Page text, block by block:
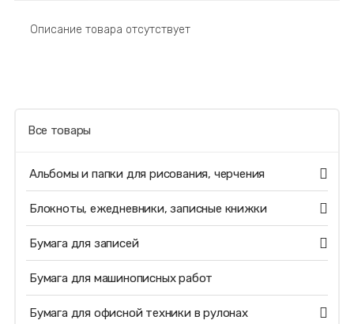
Описание товара отсутствует
Все товары
Альбомы и папки для рисования, черчения
Блокноты, ежедневники, записные книжки
Бумага для записей
Бумага для машинописных работ
Бумага для офисной техники в рулонах